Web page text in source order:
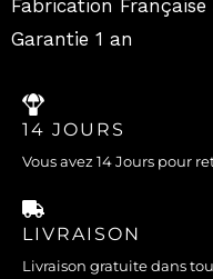
Fabrication
Garantie 1 an
14 JOURS
Vous avez 14 Jours pour
LIVRAISON
Livraison gratuite dans